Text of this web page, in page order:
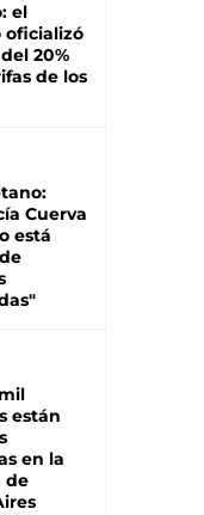
el
oficializó
20%
de los
Cuerva
está
están
en la
de